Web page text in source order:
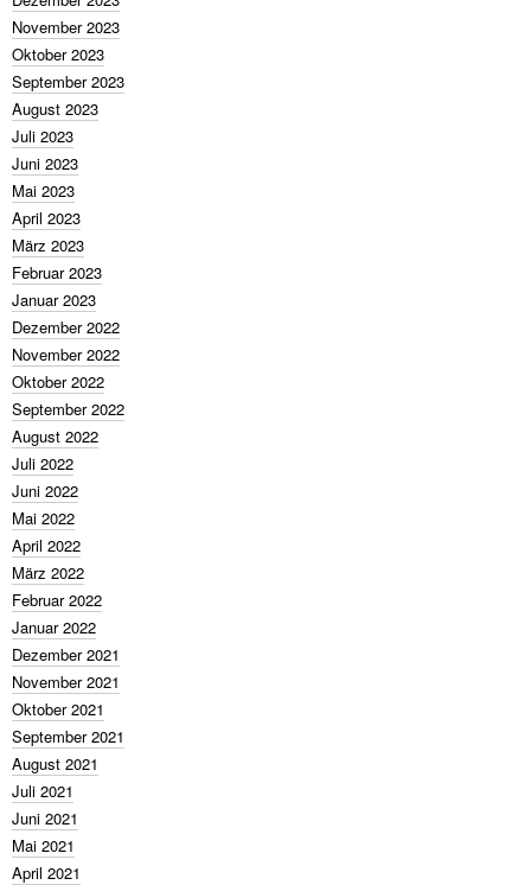
November 2023
Oktober 2023
September 2023
August 2023
Juli 2023
Juni 2023
Mai 2023
April 2023
März 2023
Februar 2023
Januar 2023
Dezember 2022
November 2022
Oktober 2022
September 2022
August 2022
Juli 2022
Juni 2022
Mai 2022
April 2022
März 2022
Februar 2022
Januar 2022
Dezember 2021
November 2021
Oktober 2021
September 2021
August 2021
Juli 2021
Juni 2021
Mai 2021
April 2021